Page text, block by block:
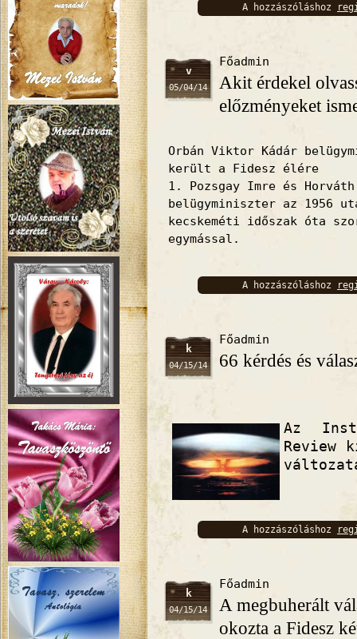
A hozzászóláshoz
v
05/04/14
Főadmin
Akit érdekel
előzményeket
Orbán Viktor Kádár
került a Fidesz élére
1. Pozsgay Imre és
belügyminiszter az 1956
kecskeméti időszak óta
egymással.
A hozzászóláshoz
k
04/15/14
Főadmin
66 kérdés és
Az
Review
A hozzászóláshoz
k
04/15/14
Főadmin
A megbuherált
okozta a Fidesz